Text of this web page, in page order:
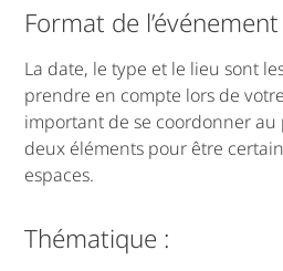
Format de l’événement
La date, le type et le lieu sont
prendre en compte lors de
important de se coordonner au
deux éléments pour être
espaces.
Thématique :